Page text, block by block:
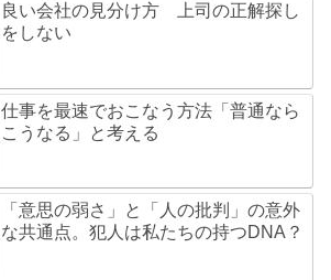
良い会社の見分け方 上司の正解探し
をしない
仕事を最速でおこなう方法「普通なら
こうなる」と考える
「意思の弱さ」と「人の批判」の意外
な共通点。犯人は私たちの持つDNA？